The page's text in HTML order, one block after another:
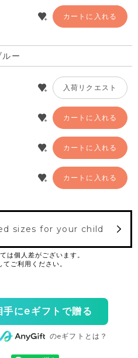
カートに入れる
ルー
入荷リクエスト
カートに入れる
カートに入れる
カートに入れる
sizes for your child
にeギフトで贈る
のeギフトとは？